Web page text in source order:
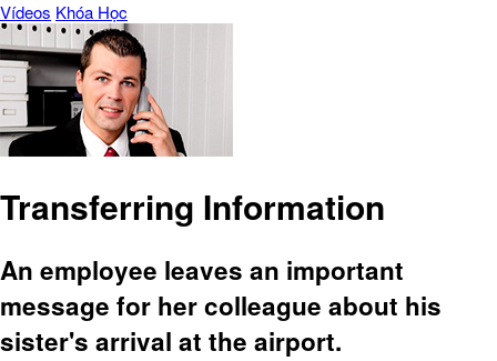
Vídeos Khóa Học
Transferring Information
An employee leaves an important
message for her colleague about his
sister's arrival at the airport.